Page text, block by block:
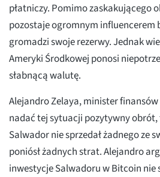
płatniczy. Pomimo zaskakującego
pozostaje ogromnym influencerem
gromadzi swoje rezerwy. Jednak
Ameryki Środkowej ponosi
słabnącą walutę.
Alejandro Zelaya, minister
nadać tej sytuacji pozytywny
Salwador nie sprzedał żadnego ze
poniósł żadnych strat. Alejandro
inwestycje Salwadoru w Bitcoin nie